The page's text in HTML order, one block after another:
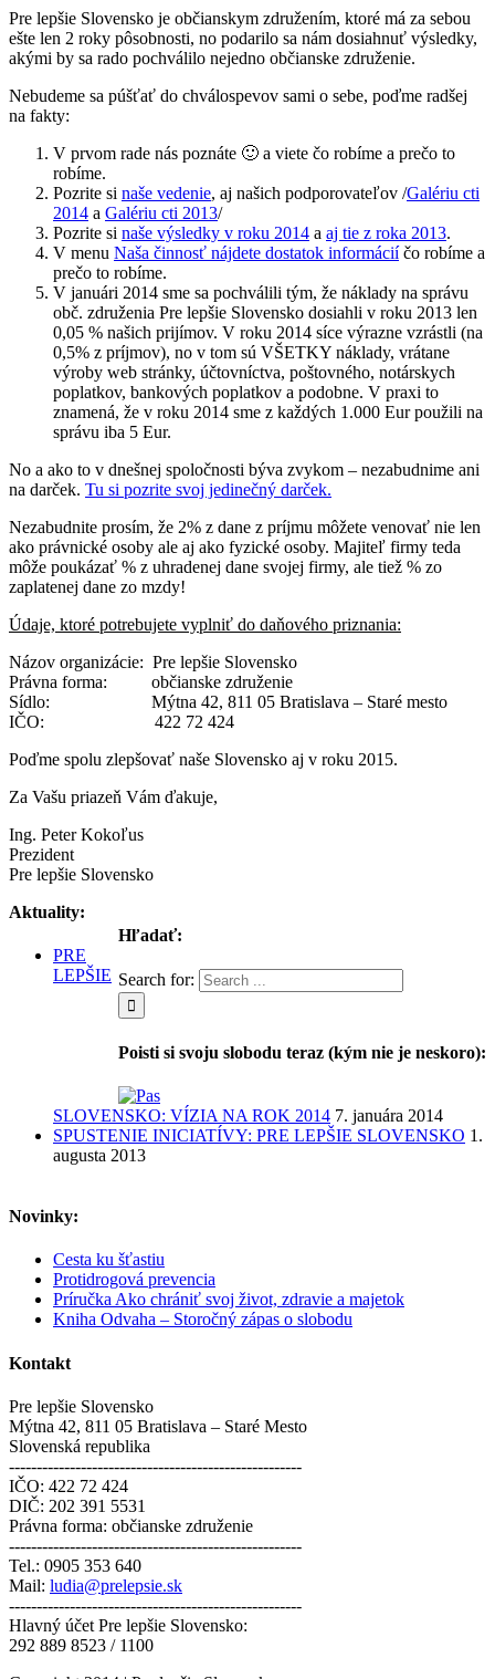
Pre lepšie Slovensko je občianskym združením, ktoré má za sebou
ešte len 2 roky pôsobnosti, no podarilo sa nám dosiahnuť výsledky,
akými by sa rado pochválilo nejedno občianske združenie.
Nebudeme sa púšťať do chválospevov sami o sebe, poďme radšej
na fakty:
V prvom rade nás poznáte 🙂 a viete čo robíme a prečo to
robíme.
Pozrite si naše vedenie, aj našich podporovateľov /Galériu cti
2014 a Galériu cti 2013/
Pozrite si naše výsledky v roku 2014 a aj tie z roka 2013.
V menu Naša činnosť nájdete dostatok informáciíčo robíme a
prečo to robíme.
V januári 2014 sme sa pochválili tým, že náklady na správu
obč. združenia Pre lepšie Slovensko dosiahli v roku 2013 len
0,05 % našich prijímov. V roku 2014 síce výrazne vzrástli (na
0,5% z príjmov), no v tom sú VŠETKY náklady, vrátane
výroby web stránky, účtovníctva, poštovného, notárskych
poplatkov, bankových poplatkov a podobne. V praxi to
znamená, že v roku 2014 sme z každých 1.000 Eur použili na
správu iba 5 Eur.
No a ako to v dnešnej spoločnosti býva zvykom – nezabudnime ani
na darček. Tu si pozrite svoj jedinečný darček.
Nezabudnite prosím, že 2% z dane z príjmu môžete venovať nie len
ako právnické osoby ale aj ako fyzické osoby. Majiteľ firmy teda
môže poukázať % z uhradenej dane svojej firmy, ale tiež % zo
zaplatenej dane zo mzdy!
Údaje, ktoré potrebujete vyplniť do daňového priznania:
Názov organizácie: Pre lepšie Slovensko
Právna forma: občianske združenie
Sídlo: Mýtna 42, 811 05 Bratislava – Staré mesto
IČO: 422 72 424
Poďme spolu zlepšovať naše Slovensko aj v roku 2015.
Za Vašu priazeň Vám ďakuje,
Ing. Peter Kokoľus
Prezident
Pre lepšie Slovensko
Hľadať:
Search for:
Poisti si svoju slobodu teraz (kým nie je neskoro):
Aktuality:
PRE
LEPŠIE
SLOVENSKO: VÍZIA NA ROK 2014 7. januára 2014
SPUSTENIE INICIATÍVY: PRE LEPŠIE SLOVENSKO 1.
augusta 2013
Novinky:
Cesta ku šťastiu
Protidrogová prevencia
Príručka Ako chrániť svoj život, zdravie a majetok
Kniha Odvaha – Storočný zápas o slobodu
Kontakt
Pre lepšie Slovensko
Mýtna 42, 811 05 Bratislava – Staré Mesto
Slovenská republika
-----------------------------------------------------
IČO: 422 72 424
DIČ: 202 391 5531
Právna forma: občianske združenie
-----------------------------------------------------
Tel.: 0905 353 640
Mail: ludia@prelepsie.sk
-----------------------------------------------------
Hlavný účet Pre lepšie Slovensko:
292 889 8523 / 1100